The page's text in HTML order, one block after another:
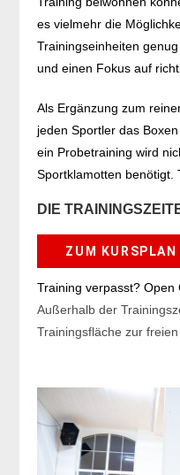
es vielmehr die
Trainingseinheiten
und einen Fokus auf
Als Ergänzung zum
jeden Sportler das
ein Probetraining wird
Sportklamotten benötigt.
DIE
ZUM KURSPLAN
Training verpasst? Open
Außerhalb der
Trainingsfläche zur